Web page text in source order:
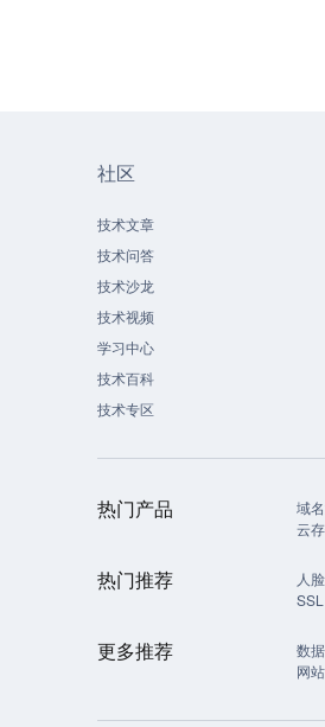
社区
技术文章
技术问答
技术沙龙
技术视频
学习中心
技术百科
技术专区
热门产品 域
云
热门推荐 人
更多推荐 数
网